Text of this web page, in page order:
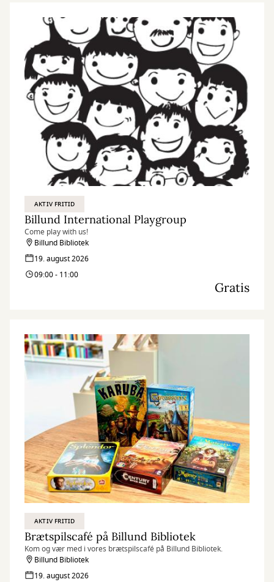
AKTIV FRITID
Billund International Playgroup
Come play with us!
Billund Bibliotek
19. august 2026
09:00 - 11:00
Gratis
AKTIV FRITID
Brætspilscafé på Billund Bibliotek
Kom og vær med i vores brætspilscafé på Billund Bibliotek.
Billund Bibliotek
19. august 2026